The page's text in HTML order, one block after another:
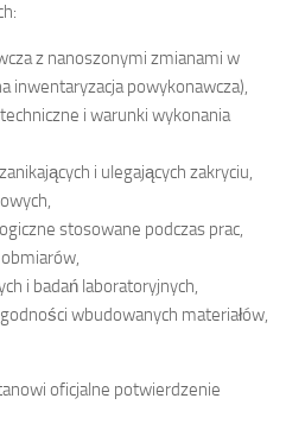
z nanoszonymi zmianami w
inwentaryzacja powykonawcza),
i warunki wykonania
i ulegających zakryciu,
stosowane podczas prac,
i badań laboratoryjnych,
wbudowanych materiałów,
oficjalne potwierdzenie